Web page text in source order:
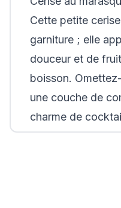
Cette petite
garniture ; elle
douceur et de
boisson.
une couche de
charme de